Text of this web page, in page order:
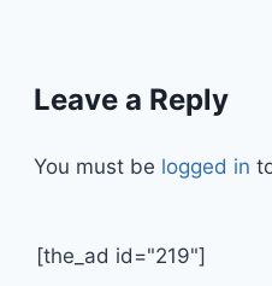
Leave a Reply
You must be logged in
[the_ad id="219"]